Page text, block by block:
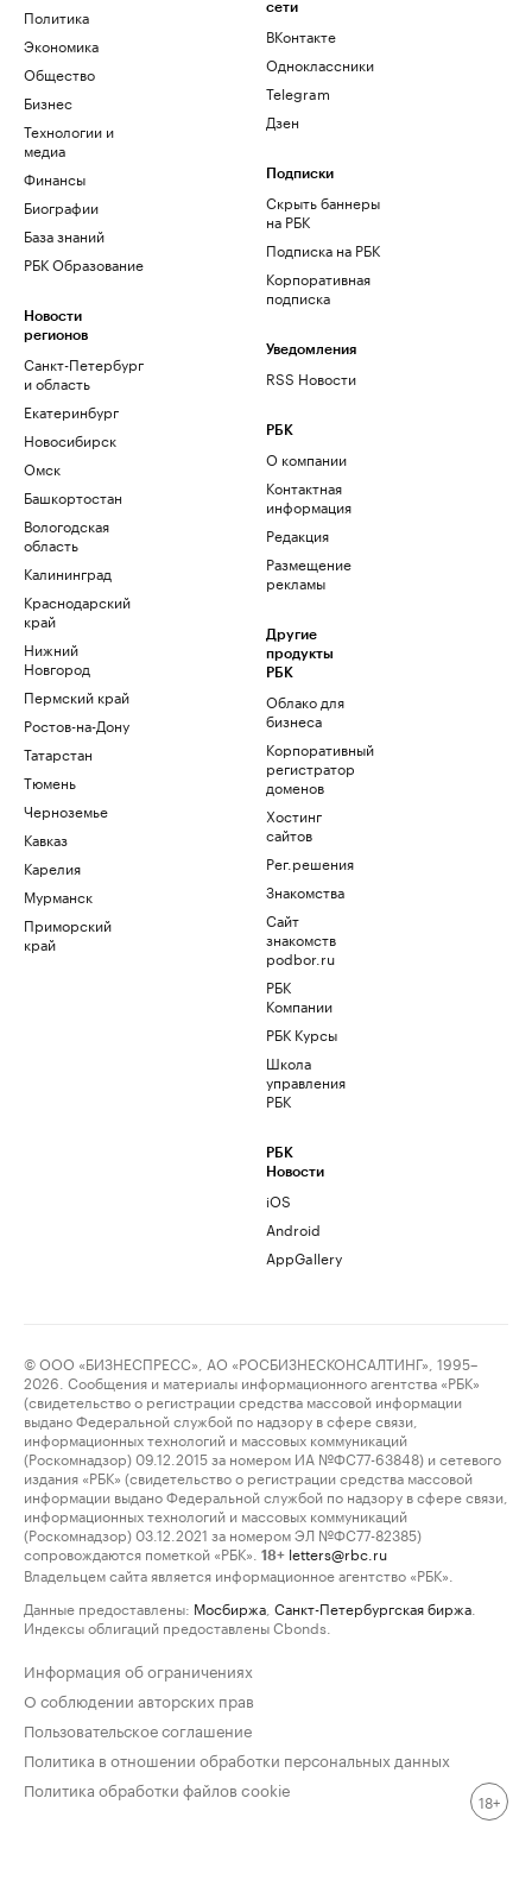
Политика
Экономика
Общество
Бизнес
Технологии и
медиа
Финансы
Биографии
База знаний
РБК Образование
Новости
регионов
Санкт-Петербург
и область
Екатеринбург
Новосибирск
Омск
Башкортостан
Вологодская
область
Калининград
Краснодарский
край
Нижний
Новгород
Пермский край
Ростов-на-Дону
Татарстан
Тюмень
Черноземье
Кавказ
Карелия
Мурманск
Приморский
край
сети
ВКонтакте
Одноклассники
Telegram
Дзен
Подписки
Скрыть баннеры
на РБК
Подписка на РБК
Корпоративная
подписка
Уведомления
RSS Новости
РБК
О компании
Контактная
информация
Редакция
Размещение
рекламы
Другие
продукты
РБК
Облако для
бизнеса
Корпоративный
регистратор
доменов
Хостинг
сайтов
Рег.решения
Знакомства
Сайт
знакомств
podbor.ru
РБК
Компании
РБК Курсы
Школа
управления
РБК
РБК
Новости
iOS
Android
AppGallery
© ООО «БИЗНЕСПРЕСС», АО «РОСБИЗНЕСКОНСАЛТИНГ», 1995–
2026. Сообщения и материалы информационного агентства «РБК»
(свидетельство о регистрации средства массовой информации
выдано Федеральной службой по надзору в сфере связи,
информационных технологий и массовых коммуникаций
(Роскомнадзор) 09.12.2015 за номером ИА №ФС77-63848) и сетевого
издания «РБК» (свидетельство о регистрации средства массовой
информации выдано Федеральной службой по надзору в сфере связи,
информационных технологий и массовых коммуникаций
(Роскомнадзор) 03.12.2021 за номером ЭЛ №ФС77-82385)
сопровождаются пометкой «РБК».
18+ letters@rbc.ru
Владельцем сайта является информационное агентство «РБК».
Данные предоставлены: Мосбиржа Санкт-Петербургская биржа
Индексы облигаций предоставлены Cbonds.
Информация об ограничениях
О соблюдении авторских прав
Пользовательское соглашение
Политика в отношении обработки персональных данных
Политика обработки файлов cookie
18+